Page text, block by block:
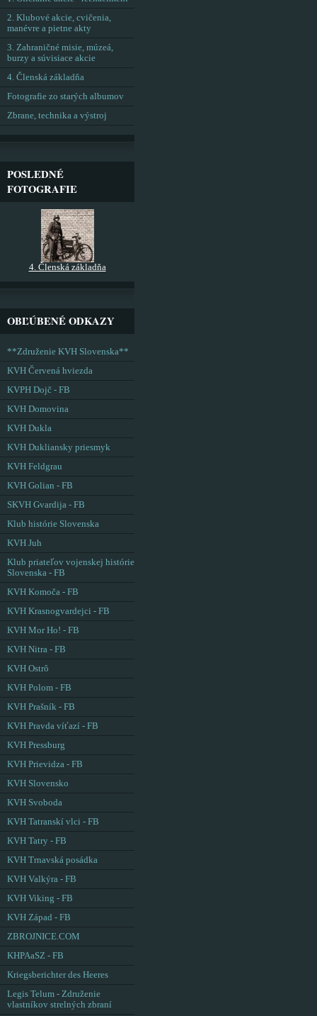
2. Klubové akcie, cvičenia,
manévre a pietne akty
3. Zahraničné misie, múzeá,
burzy a súvisiace akcie
4. Členská základňa
Fotografie zo starých albumov
Zbrane, technika a výstroj
POSLEDNÉ
FOTOGRAFIE
4. Členská základňa
OBĽÚBENÉ ODKAZY
**Združenie KVH Slovenska**
KVH Červená hviezda
KVPH Dojč - FB
KVH Domovina
KVH Dukla
KVH Dukliansky priesmyk
KVH Feldgrau
KVH Golian - FB
SKVH Gvardija - FB
Klub histórie Slovenska
KVH Juh
Klub priateľov vojenskej histórie
Slovenska - FB
KVH Komoča - FB
KVH Krasnogvardejci - FB
KVH Mor Ho! - FB
KVH Nitra - FB
KVH Ostrô
KVH Polom - FB
KVH Prašník - FB
KVH Pravda víťazí - FB
KVH Pressburg
KVH Prievidza - FB
KVH Slovensko
KVH Svoboda
KVH Tatranskí vlci - FB
KVH Tatry - FB
KVH Trnavská posádka
KVH Valkýra - FB
KVH Viking - FB
KVH Západ - FB
ZBROJNICE.COM
KHPAaSZ - FB
Kriegsberichter des Heeres
Legis Telum - Združenie
vlastníkov strelných zbraní